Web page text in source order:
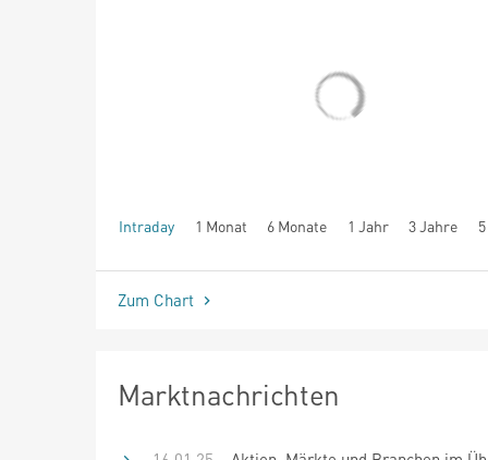
Intraday 1 Monat 6 Monate 1 Jahr 3 Jahre
seit Beginn
Zum Chart
Marktnachrichten